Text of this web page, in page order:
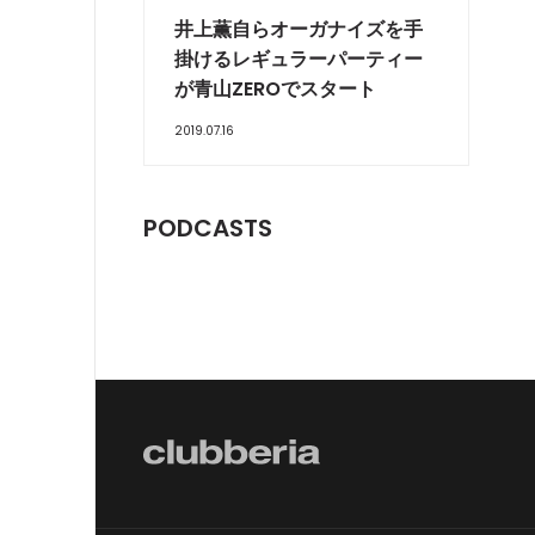
井上薫自らオーガナイズを手
掛けるレギュラーパーティー
が青山ZEROでスタート
2019.07.16
PODCASTS